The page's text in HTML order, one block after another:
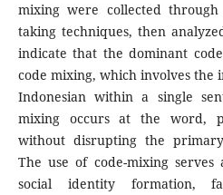
mixing were collected
taking techniques, then
indicate that the dominant
code mixing, which involves the
Indonesian within a single
mixing occurs at the word,
without disrupting the
The use of code-mixing serves
social identity formation,